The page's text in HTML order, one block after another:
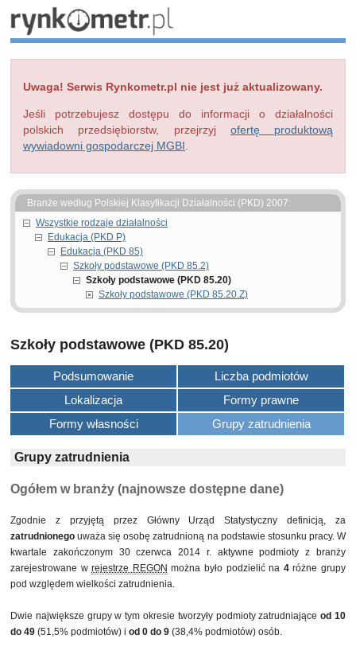
Uwaga! Serwis Rynkometr.pl nie jest już aktualizowany.
Jeśli potrzebujesz dostępu do informacji o działalności
polskich przedsiębiorstw, przejrzyj ofertę produktową
wywiadowni gospodarczej MGBI
Branże według Polskiej Klasyfikacji Działalności (PKD) 2007:
Wszystkie rodzaje działalności
Edukacja (PKD P)
Edukacja (PKD 85)
Szkoły podstawowe (PKD 85.2)
Szkoły podstawowe (PKD 85.20)
Szkoły podstawowe (PKD 85.20.Z)
Szkoły podstawowe (PKD 85.20)
Podsumowanie
Liczba podmiotów
Lokalizacja
Formy prawne
Formy własności
Grupy zatrudnienia
Grupy zatrudnienia
Ogółem w branży (najnowsze dostępne dane)
Zgodnie z przyjętą przez Główny Urząd Statystyczny definicją, za
zatrudnionego uważa się osobę zatrudnioną na podstawie stosunku pracy. W
kwartale zakończonym 30 czerwca 2014 r. aktywne podmioty z branży
zarejestrowane wrejestrze REGON można było podzielić na 4różne grupy
pod względem wielkości zatrudnienia.
Dwie największe grupy w tym okresie tworzyły podmioty zatrudniająceod 10
do 49 (51,5% podmiotów) i od 0 do 9 (38,4% podmiotów) osób.